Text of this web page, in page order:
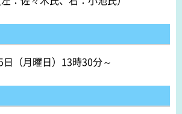
（月曜日）13時30分～